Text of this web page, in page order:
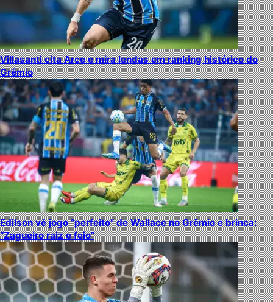
Villasanti cita Arce e mira lendas em ranking histórico do
Grêmio
Edilson vê jogo “perfeito” de Wallace no Grêmio e brinca:
“Zagueiro raiz e feio”